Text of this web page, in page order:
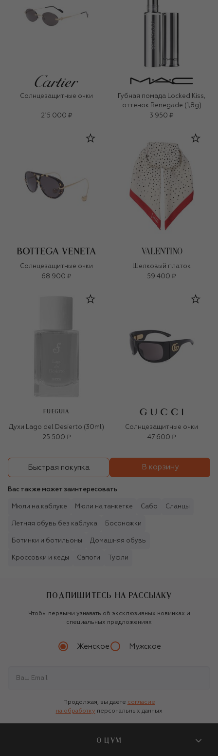
Солнцезащитные очки
215 000 ₽
Губная помада Locked Kiss,
оттенок Renegade (1,8g)
3 950 ₽
Солнцезащитные очки
68 900 ₽
Шелковый платок
59 400 ₽
FUEGUIA
Духи Lago del Desierto (30ml)
25 500 ₽
Солнцезащитные очки
47 600 ₽
Быстрая покупка В корзину
Вас также может заинтересовать
Мюли на каблуке Мюли на танкетке Сабо Сланцы
Летняя обувь без каблука Босоножки
Ботинки и ботильоны Домашняя обувь
Кроссовки и кеды Сапоги Туфли
ПОДПИШИТЕСЬ НА РАССЫЛКУ
Чтобы первыми узнавать об эксклюзивных новинках и
специальных предложениях
Женское Мужское
Продолжая, вы даете согласие
на обработку персональных данных
О ЦУМ